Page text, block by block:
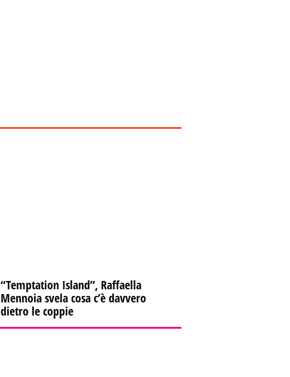
“Temptation Island”, Raffaella
Mennoia svela cosa c’è davvero
dietro le coppie